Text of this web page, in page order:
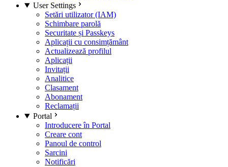
User Settings
Setări utilizator (IAM)
Schimbare parolă
Securitate și Passkeys
Aplicații cu consimțământ
Actualizează profilul
Aplicații
Invitații
Analitice
Clasament
Abonament
Reclamații
Portal
Introducere în Portal
Creare cont
Panoul de control
Sarcini
Notificări